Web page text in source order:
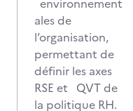
environnement
ales de
l’organisation,
permettant de
définir les axes
RSE et QVT de
la politique RH.